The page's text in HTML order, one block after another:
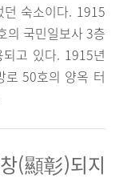
던 숙소이다. 1915
의 국민일보사 3층
고 있다. 1915년
로 50호의 양옥 터
(顯彰)되지